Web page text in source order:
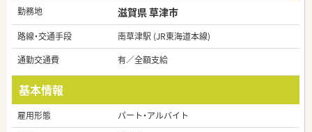
勤務地 滋賀県 草津市
路線・交通手段
南草津駅 (JR東海道本線)
通勤交通費
有／全額支給
基本情報
雇用形態
パート・アルバイト